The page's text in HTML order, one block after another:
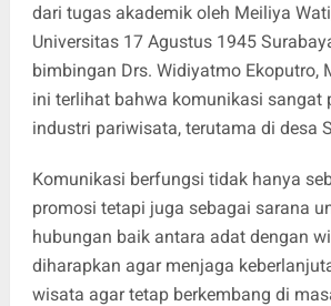
dari tugas akademik oleh Meiliya
Universitas 17 Agustus 1945
bimbingan Drs. Widiyatmo Ekoputro,
ini terlihat bahwa komunikasi sangat
industri pariwisata, terutama di desa
Komunikasi berfungsi tidak hanya
promosi tetapi juga sebagai sarana
hubungan baik antara adat dengan
diharapkan agar menjaga
wisata agar tetap berkembang di